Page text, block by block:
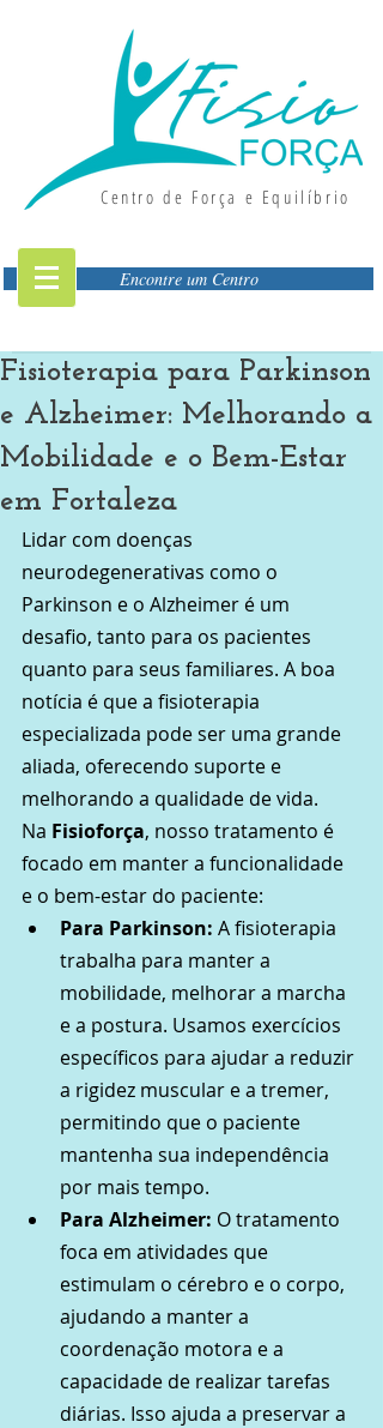
Centro de Força e Equilíbrio
Encontre um Centro
Fisioterapia para Parkinson
e Alzheimer: Melhorando a
Mobilidade e o Bem-Estar
em Fortaleza
Lidar com doenças
neurodegenerativas como o
Parkinson e o Alzheimer é um
desafio, tanto para os pacientes
quanto para seus familiares. A boa
notícia é que a fisioterapia
especializada pode ser uma grande
aliada, oferecendo suporte e
melhorando a qualidade de vida.
Na Fisioforça, nosso tratamento é
focado em manter a funcionalidade
e o bem-estar do paciente:
Para Parkinson: A fisioterapia
trabalha para manter a
mobilidade, melhorar a marcha
e a postura. Usamos exercícios
específicos para ajudar a reduzir
a rigidez muscular e a tremer,
permitindo que o paciente
mantenha sua independência
por mais tempo.
Para Alzheimer: O tratamento
foca em atividades que
estimulam o cérebro e o corpo,
ajudando a manter a
coordenação motora e a
capacidade de realizar tarefas
diárias. Isso ajuda a preservar a